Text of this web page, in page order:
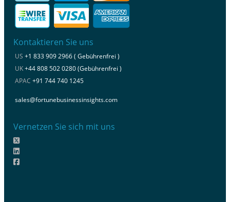
Kontaktieren Sie uns
US +1 833 909 2966 ( Gebührenfrei )
UK+44 808 502 0280 (Gebührenfrei )
APAC +91 744 740 1245
sales@fortunebusinessinsights.com
Vernetzen Sie sich mit uns